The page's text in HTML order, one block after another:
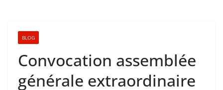
BLOG
Convocation assemblée
générale extraordinaire